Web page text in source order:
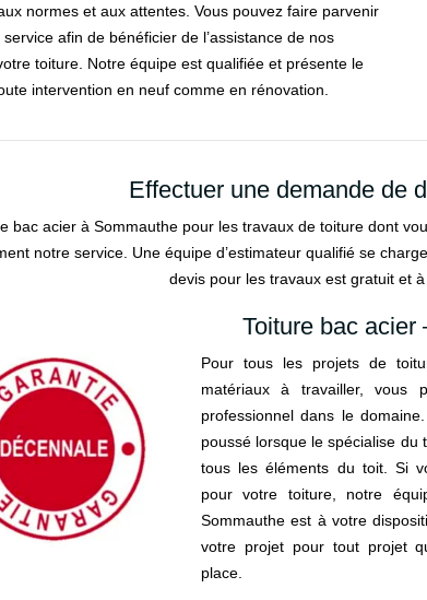
normes et aux attentes. Vous pouvez faire parvenir
afin de bénéficier de l’assistance de nos
toiture. Notre équipe est qualifiée et présente le
intervention en neuf comme en rénovation.
Effectuer une demande de
bac acier à Sommauthe pour les travaux de toiture dont
notre service. Une équipe d’estimateur qualifié se
devis pour les travaux est gratuit et
Toiture bac acier
Pour tous les projets de
matériaux à travailler, vous
professionnel dans le
poussé lorsque le spécialise du
tous les éléments du toit. Si
pour votre toiture, notre
Sommauthe est à votre
votre projet pour tout projet
place.